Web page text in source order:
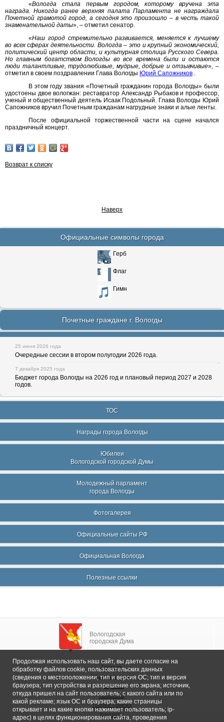
«Вологда стала первым городом, которому вручена эта
награда. Никогда ранее верхняя палата Парламента не награждала
Почетной грамотой город, а сегодня это произошло – в честь такой
знаменательной даты», – отметил сенатор.
«Наш город стремительно развивается, меняется к лучшему
во всех сферах деятельности. Вологда – это и крупный экономический,
политический центр области, и культурная столица Русского Севера.
Но главным богатством Вологды во все времена были и остаются
люди талантливые, трудолюбивые, мудрые, добрые и отзывчивые»,–
отметил в своем поздравлении Глава Вологды Юрий Сапожников .
В этом году звания «Почетный гражданин города Вологды» были
удостоены двое вологжан: реставратор Александр Рыбаков и профессор,
ученый и общественный деятель Исаак Подольный. Глава Вологды Юрий
Сапожников вручил Почетным гражданам нагрудные знаки и алые ленты.
После официальной торжественной части на сцене начался
праздничный концерт.
Возврат к списку
Наверх
Официальные символы города
Герб
Флаг
Гимн
Почетные граждане г. Вологды
25 июня 2026 года
Очередные сессии в втором полугодии 2026 года.
7 декабря 2025 года
Бюджет города Вологды на 2026 год и плановый период 2027 и 2028
годов.
ТОС
Награды города Вологды
Юбилеи
Вологодской городской Думы
Молодежный парламент
города Вологды
Фотогалерея
Официальные сайты РФ
Официальная Вологда
Полезные ссылки
Вологодская
городская Дума
Главная
Общие сведения
Депутаты
Комитеты
График приема
Контакты
Продолжая использовать наш сайт, вы даете согласие на
обработку файлов cookie, пользовательских данных
(сведения о местоположении; тип и версия ОС; тип и версия
браузера; тип устройства и разрешение его экрана; источник,
откуда пришел на сайт пользователь; с какого сайта или по
какой рекламе; язык ОС и браузера; какие страницы
открывает и на какие кнопки нажимает пользователь; ip-
адрес) в целях функционирования сайта, проведения